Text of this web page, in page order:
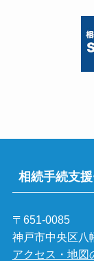
相続手続支
〒651-0085
神戸市中央区八
アクセス・地図